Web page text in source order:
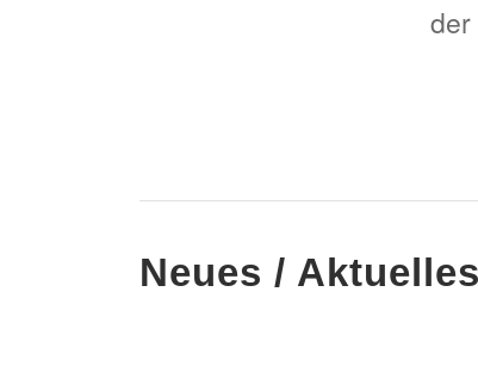
der
Neues /